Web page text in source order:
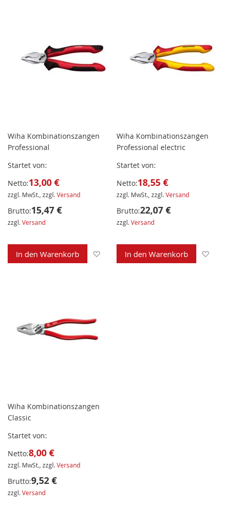
Wiha Kombinationszangen
Professional
Startet von
Netto:13,00 €
zzgl. MwSt., zzgl.Versand
Brutto:15,47 €
zzgl.Versand
In den Warenkorb Zur Wunschliste hinzufügen
Wiha Kombinationszangen
Professional electric
Startet von
Netto:18,55 €
zzgl. MwSt., zzgl.Versand
Brutto:22,07 €
zzgl.Versand
In den Warenkorb
Wiha Kombinationszangen
Classic
Startet von
Netto:8,00 €
zzgl. MwSt., zzgl.Versand
Brutto:9,52 €
zzgl.Versand